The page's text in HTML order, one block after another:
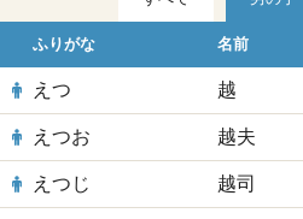
ふりがな 名前
えつ 越
えつお 越夫
えつじ 越司